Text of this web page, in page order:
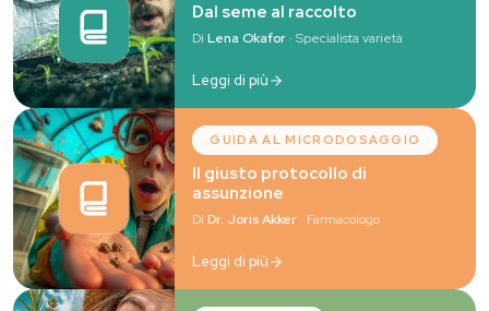
Dal seme al raccolto
DiLena Okafor · Specialista varietà
Leggi di più
GUIDA AL MICRODOSAGGIO
Il giusto protocollo di
assunzione
DiDr. Joris Akker · Farmacologo
Leggi di più